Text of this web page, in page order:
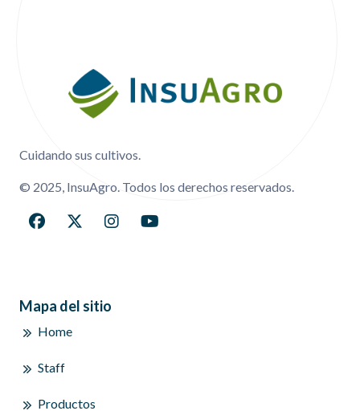
Cuidando sus cultivos.
© 2025, InsuAgro. Todos los derechos reservados.
Mapa del sitio
Home
Staff
Productos